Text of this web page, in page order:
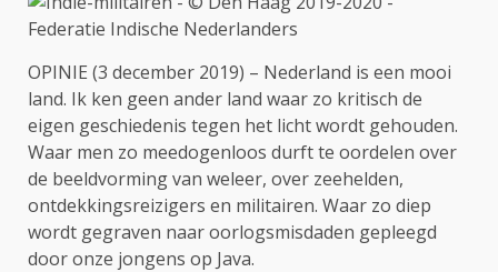
OPINIE (3 december 2019) – Nederland is een mooi
land. Ik ken geen ander land waar zo kritisch de
eigen geschiedenis tegen het licht wordt gehouden.
Waar men zo meedogenloos durft te oordelen over
de beeldvorming van weleer, over zeehelden,
ontdekkingsreizigers en militairen. Waar zo diep
wordt gegraven naar oorlogsmisdaden gepleegd
door onze jongens op Java.